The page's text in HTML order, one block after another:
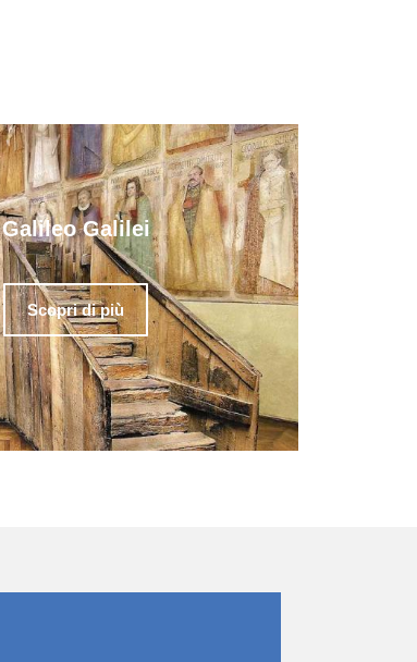
Galileo Galilei
Scopri di più